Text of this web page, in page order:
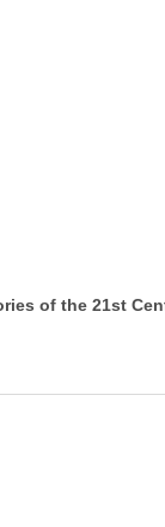
of the 21st